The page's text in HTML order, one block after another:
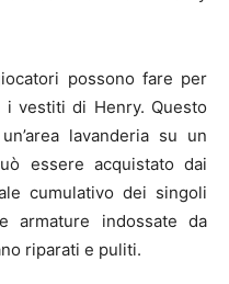
possono fare per
i vestiti di Henry. Questo
lavanderia su un
essere acquistato dai
cumulativo dei singoli
armature indossate da
riparati e puliti.